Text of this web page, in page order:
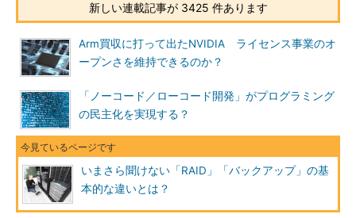
新しい連載記事が 3425 件あります
Arm買収に打って出たNVIDIA ライセンス事業のオ
ープンさを維持できるのか？
「ノーコード／ローコード開発」がプログラミング
の民主化を実現する？
いまさら聞けない「RAID」「バックアップ」の基
本的な違いとは？